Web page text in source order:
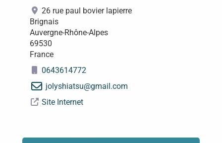
26 rue paul bovier lapierre
Brignais
Auvergne-Rhône-Alpes
69530
France
0643614772
jolyshiatsu@gmail.com
Site Internet